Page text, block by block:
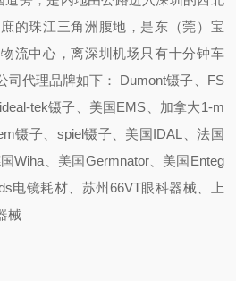
的珠江三角洲腹地，是东（莞）宝
流中心，离深圳机场只有十分钟车
司代理品牌如下： Dumont镊子、FS
tek镊子、美国EMS、加拿大1-m
镊子、spiel镊子、美国IDAL、法国
Wiha、美国Germnator、美国Enteg
电镜耗材、苏州66VT眼科器械、上
械